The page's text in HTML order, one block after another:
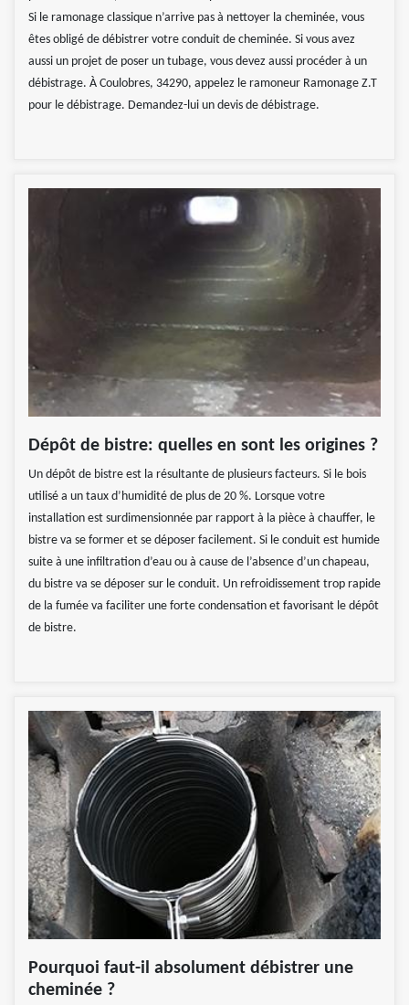
Si le ramonage classique n’arrive pas à nettoyer la cheminée, vous
êtes obligé de débistrer votre conduit de cheminée. Si vous avez
aussi un projet de poser un tubage, vous devez aussi procéder à un
débistrage. À Coulobres, 34290, appelez le ramoneur Ramonage Z.T
pour le débistrage. Demandez-lui un devis de débistrage.
Dépôt de bistre: quelles en sont les origines ?
Un dépôt de bistre est la résultante de plusieurs facteurs. Si le bois
utilisé a un taux d’humidité de plus de 20 %. Lorsque votre
installation est surdimensionnée par rapport à la pièce à chauffer, le
bistre va se former et se déposer facilement. Si le conduit est humide
suite à une infiltration d’eau ou à cause de l’absence d’un chapeau,
du bistre va se déposer sur le conduit. Un refroidissement trop rapide
de la fumée va faciliter une forte condensation et favorisant le dépôt
de bistre.
Pourquoi faut-il absolument débistrer une
cheminée ?